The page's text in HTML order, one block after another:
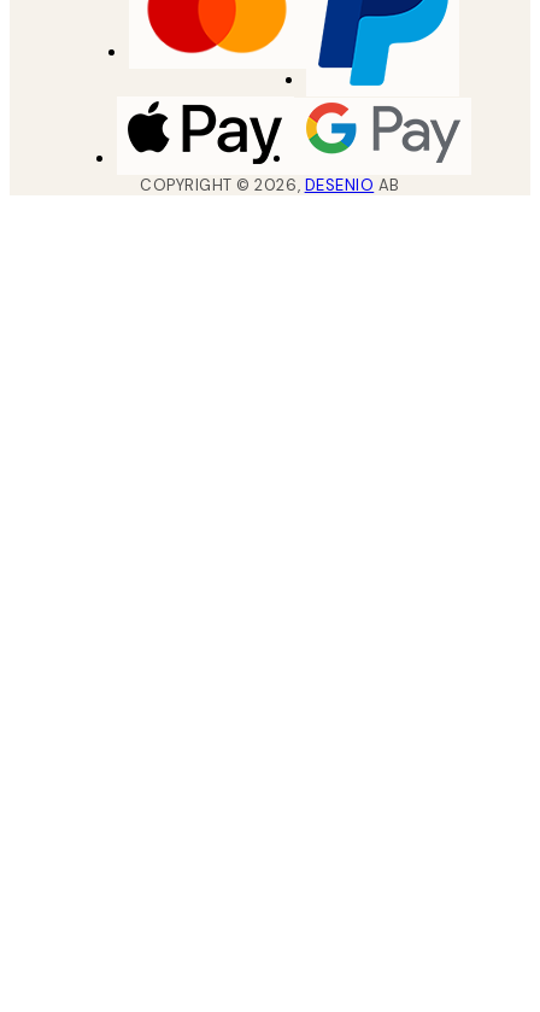
COPYRIGHT ©2026, DESENIO AB